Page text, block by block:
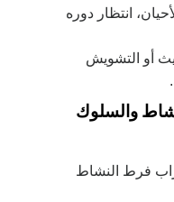
انتظار دوره
أو التشويش
والسلوك
فرط النشاط